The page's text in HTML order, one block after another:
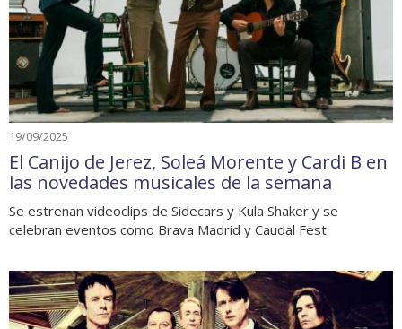
19/09/2025
El Canijo de Jerez, Soleá Morente y Cardi B en
las novedades musicales de la semana
Se estrenan videoclips de Sidecars y Kula Shaker y se
celebran eventos como Brava Madrid y Caudal Fest